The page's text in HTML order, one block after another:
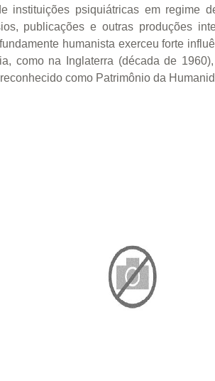
instituições psiquiátricas em regime
publicações e outras produções
humanista exerceu forte
como na Inglaterra (década de
como Patrimônio da